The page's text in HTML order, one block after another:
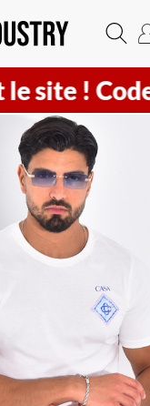
!Code :